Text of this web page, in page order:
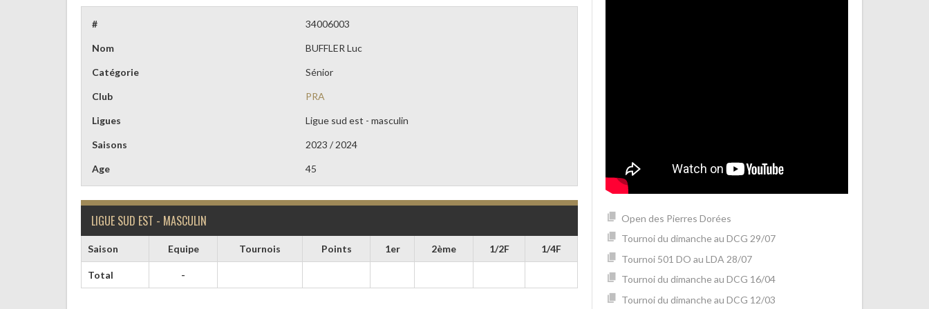
# 34006003
Nom BUFFLER Luc
Catégorie Sénior
Club PRA
Ligues Ligue sud est - masculin
Saisons 2023 / 2024
Age 45
LIGUE SUD EST - MASCULIN
Saison Equipe Tournois Points 1er 2ème 1/2F 1/4F
Total -
Open des Pierres Dorées
Tournoi du dimanche au DCG 29/07
Tournoi 501 DO au LDA 28/07
Tournoi du dimanche au DCG 16/04
Tournoi du dimanche au DCG 12/03